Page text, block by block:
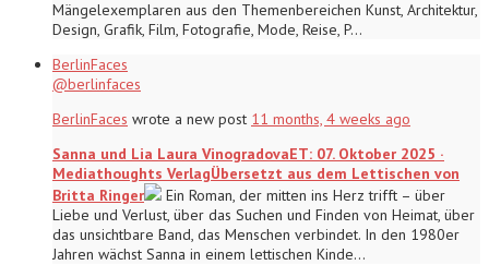
Mängelexemplaren aus den Themenbereichen Kunst, Architektur,
Design, Grafik, Film, Fotografie, Mode, Reise, P…
BerlinFaces
@berlinfaces
BerlinFaces wrote a new post 11 months, 4 weeks ago
Sanna und Lia Laura VinogradovaET: 07. Oktober 2025 ·
Mediathoughts VerlagÜbersetzt aus dem Lettischen von
Britta Ringer
Ein Roman, der mitten ins Herz trifft – über
Liebe und Verlust, über das Suchen und Finden von Heimat, über
das unsichtbare Band, das Menschen verbindet. In den 1980er
Jahren wächst Sanna in einem lettischen Kinde…